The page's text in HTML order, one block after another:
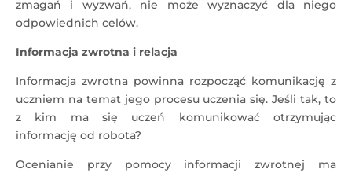
zmagań i wyzwań, nie może wyznaczyć dla niego
odpowiednich celów.
Informacja zwrotna i relacja
Informacja zwrotna powinna rozpocząć komunikację z
uczniem na temat jego procesu uczenia się. Jeśli tak, to
z kim ma się uczeń komunikować otrzymując
informację od robota?
Ocenianie przy pomocy informacji zwrotnej ma